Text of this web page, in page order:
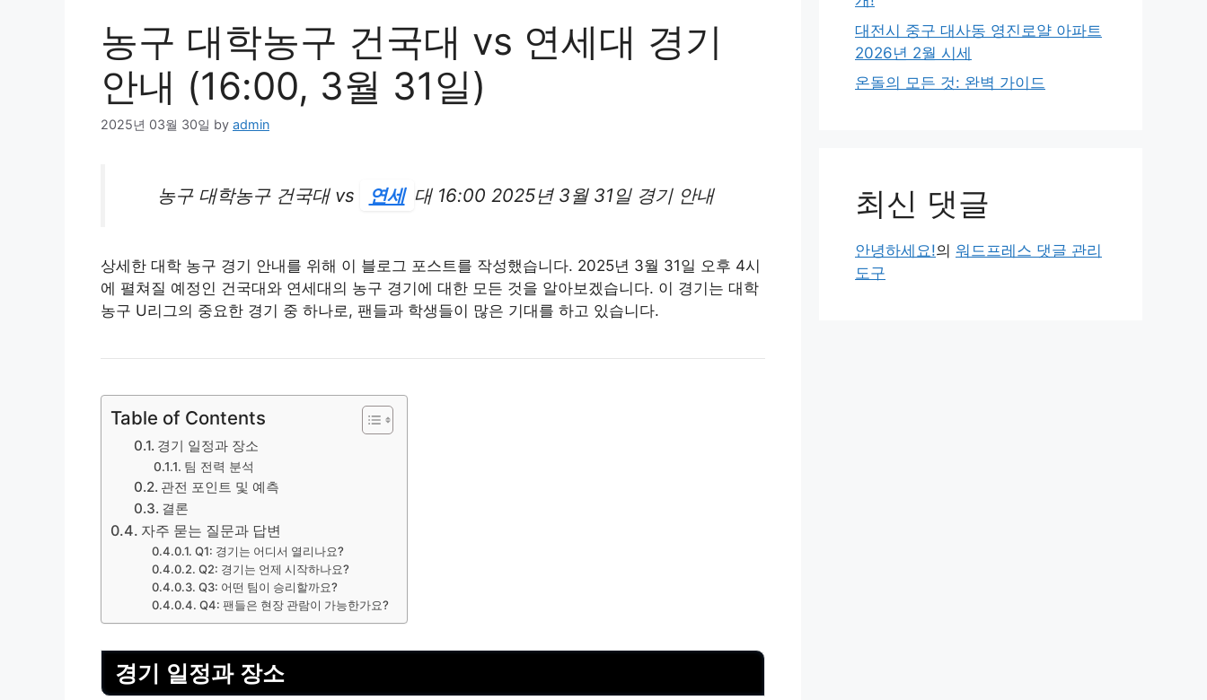
농구 대학농구 건국대 vs 연세대 경기
안내 (16:00, 3월 31일)
2025년 03월 30일 by admin
농구 대학농구 건국대 vs 연세 대 16:00 2025년 3월 31일 경기 안내
상세한 대학 농구 경기 안내를 위해 이 블로그 포스트를 작성했습니다. 2025년 3월 31일 오후 4시
에 펼쳐질 예정인 건국대와 연세대의 농구 경기에 대한 모든 것을 알아보겠습니다. 이 경기는 대학
농구 U리그의 중요한 경기 중 하나로, 팬들과 학생들이 많은 기대를 하고 있습니다.
Table of Contents
경기 일정과 장소
팀 전력 분석
관전 포인트 및 예측
결론
자주 묻는 질문과 답변
Q1: 경기는 어디서 열리나요?
Q2: 경기는 언제 시작하나요?
Q3: 어떤 팀이 승리할까요?
Q4: 팬들은 현장 관람이 가능한가요?
경기 일정과 장소
대전시 중구 대사동 영진로얄 아파트
2026년 2월 시세
온돌의 모든 것: 완벽 가이드
최신 댓글
안녕하세요!의 워드프레스 댓글 관리
도구